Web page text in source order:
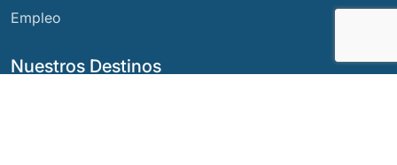
Nuestros Destinos
Empleo